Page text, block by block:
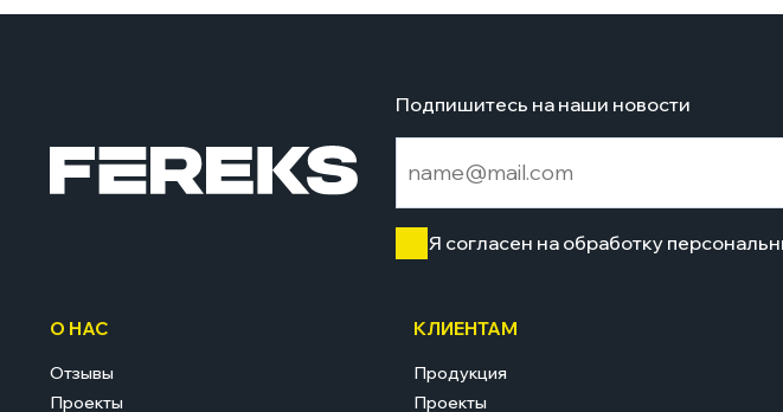
Подпишитесь на наши новости
Я согласен на обработку
О НАС
Отзывы
Проекты
КЛИЕНТАМ
Продукция
Проекты